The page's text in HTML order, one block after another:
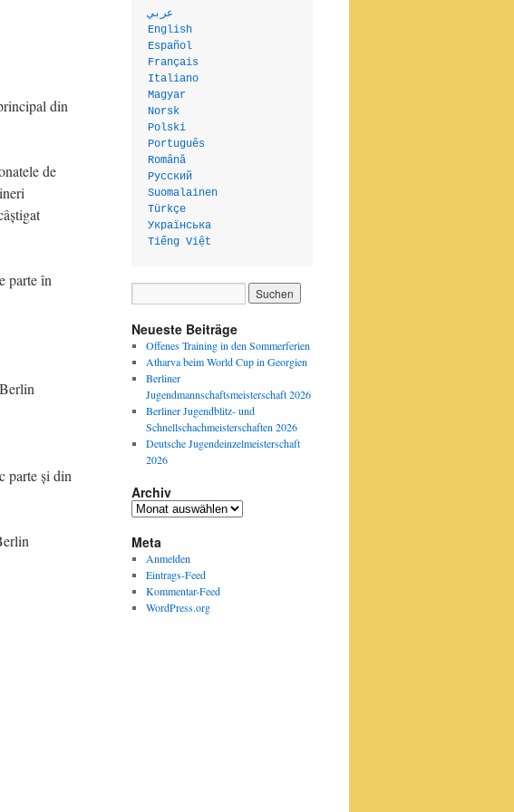
din
de
parte în
parte și din
عربي
English
Español
Français
Italiano
Magyar
Norsk
Polski
Português
Română
Русский
Suomalainen
Türkçe
Українська
Tiếng Việt
Neueste Beiträge
Offenes Training in den Sommerferien
Atharva beim World Cup in Georgien
Berliner
Jugendmannschaftsmeisterschaft 2026
Berliner Jugendblitz- und
Schnellschachmeisterschaften 2026
Deutsche Jugendeinzelmeisterschaft
2026
Archiv
Archiv
Meta
Anmelden
Eintrags-Feed
Kommentar-Feed
WordPress.org